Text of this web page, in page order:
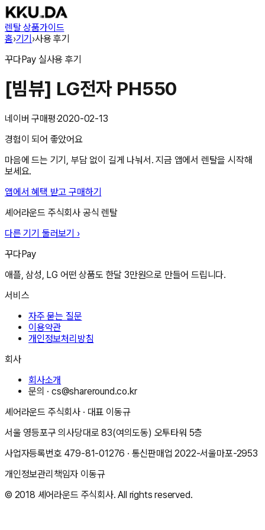
렌탈 상품가이드
홈›기기›사용 후기
꾸다Pay 실사용 후기
[빔뷰] LG전자 PH550
네이버 구매평·2020-02-13
경험이 되어 좋았어요
마음에 드는 기기, 부담 없이 길게 나눠서. 지금 앱에서 렌탈을 시작해
보세요.
앱에서 혜택 받고 구매하기
셰어라운드 주식회사 공식 렌탈
다른 기기 둘러보기 ›
꾸다Pay
애플, 삼성, LG 어떤 상품도 한달 3만원으로 만들어 드립니다.
서비스
자주 묻는 질문
이용약관
개인정보처리방침
회사
회사소개
문의 ·cs@shareround.co.kr
셰어라운드 주식회사 · 대표 이동규
서울 영등포구 의사당대로 83(여의도동) 오투타워 5층
사업자등록번호 479-81-01276 · 통신판매업2022-서울마포-2953
개인정보관리책임자 이동규
© 2018 셰어라운드 주식회사. All rights reserved.